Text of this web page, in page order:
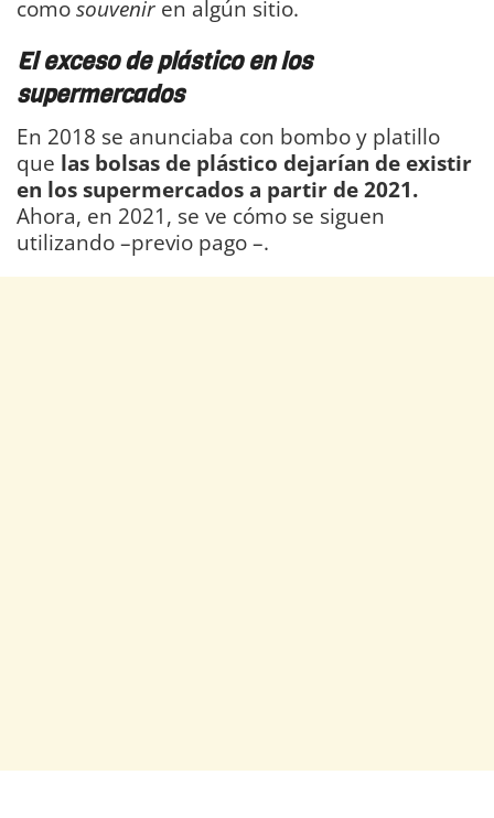
comosouvenir en algún sitio.
El exceso de plástico en los
supermercados
En 2018 se anunciaba con bombo y platillo
que las bolsas de plástico dejarían de existir
en los supermercados a partir de 2021.
Ahora, en 2021, se ve cómo se siguen
utilizando –previo pago –.